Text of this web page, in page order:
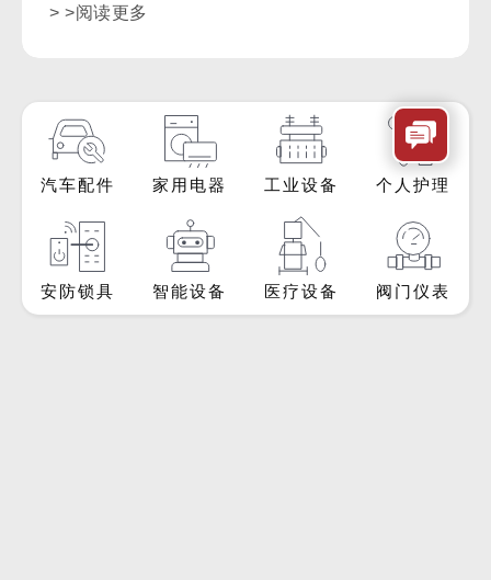
> >阅读更多
汽车配件 家用电器 工业设备 个人护理
安防锁具 智能设备 医疗设备 阀门仪表